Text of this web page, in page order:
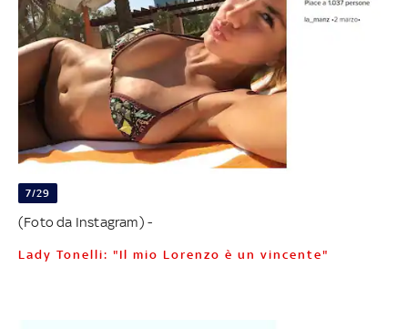
7/29
(Foto da Instagram) -
Lady Tonelli: "Il mio Lorenzo è un vincente"